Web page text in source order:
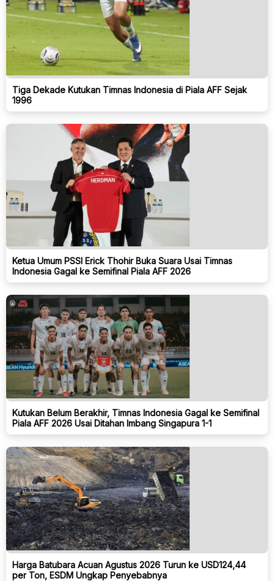
Tiga Dekade Kutukan Timnas Indonesia di Piala AFF Sejak
1996
Ketua Umum PSSI Erick Thohir Buka Suara Usai Timnas
Indonesia Gagal ke Semifinal Piala AFF 2026
Kutukan Belum Berakhir, Timnas Indonesia Gagal ke Semifinal
Piala AFF 2026 Usai Ditahan Imbang Singapura 1-1
Harga Batubara Acuan Agustus 2026 Turun ke USD124,44
per Ton, ESDM Ungkap Penyebabnya